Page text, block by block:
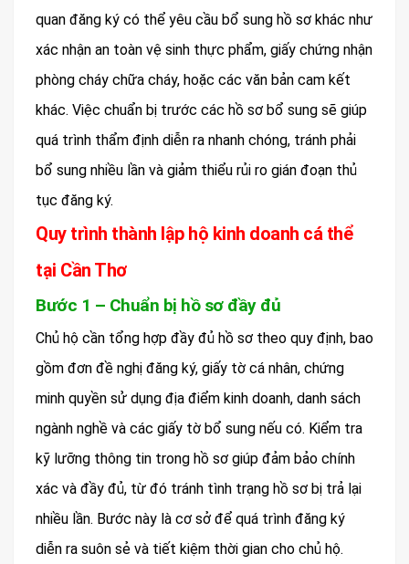
quan đăng ký có thể yêu cầu bổ sung hồ sơ khác như
xác nhận an toàn vệ sinh thực phẩm, giấy chứng nhận
phòng cháy chữa cháy, hoặc các văn bản cam kết
khác. Việc chuẩn bị trước các hồ sơ bổ sung sẽ giúp
quá trình thẩm định diễn ra nhanh chóng, tránh phải
bổ sung nhiều lần và giảm thiểu rủi ro gián đoạn thủ
tục đăng ký.
Quy trình thành lập hộ kinh doanh cá thể
tại Cần Thơ
Bước 1 – Chuẩn bị hồ sơ đầy đủ
Chủ hộ cần tổng hợp đầy đủ hồ sơ theo quy định, bao
gồm đơn đề nghị đăng ký, giấy tờ cá nhân, chứng
minh quyền sử dụng địa điểm kinh doanh, danh sách
ngành nghề và các giấy tờ bổ sung nếu có. Kiểm tra
kỹ lưỡng thông tin trong hồ sơ giúp đảm bảo chính
xác và đầy đủ, từ đó tránh tình trạng hồ sơ bị trả lại
nhiều lần. Bước này là cơ sở để quá trình đăng ký
diễn ra suôn sẻ và tiết kiệm thời gian cho chủ hộ.